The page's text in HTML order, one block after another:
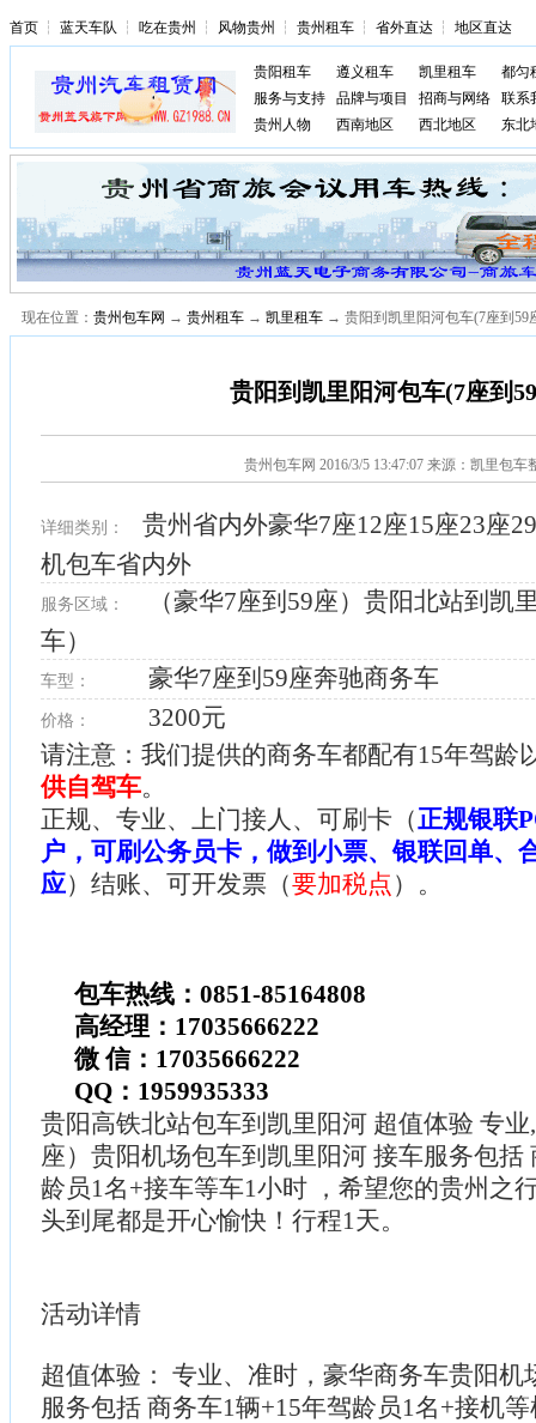
首页 ┆ 蓝天车队 ┆ 吃在贵州 ┆ 风物贵州 ┆ 贵州租车 ┆ 省外直达 ┆ 地区直达
贵阳租车 遵义租车 凯里租车
都匀
服务与支持
品牌与项目 招商与网络
联系
贵州人物
西南地区 西北地区 东北
现在位置： 贵州包车网 → 贵州租车 → 凯里租车 → 贵阳到凯里阳河包车(7座到59
贵阳到凯里阳河包车(7座到
贵州包车网 2016/3/5 13:47:07 来源：凯里包车
详细类别：
贵州省内外豪华7座12座15座23座
机包车省内外
服务区域：
（豪华7座到59座）贵阳北站到凯
车）
车型： 豪华7座到59座奔驰商务车
价格：
3200元
请注意：我们提供的商务车都配有15年驾龄
供自驾车。
正规、专业、上门接人、可刷卡（正规银联
户，可刷公务员卡，做到小票、银联回单、
应）结账、可开发票（要加税点 ）。
包车热线：0851-85164808
高经理：17035666222
微 信：17035666222
QQ：1959935333
贵阳高铁北站包车到凯里阳河 超值体验 专
座）贵阳机场包车到凯里阳河 接车服务包括
龄员1名+接车等车1小时 ，希望您的贵州之
头到尾都是开心愉快！行程1天。
活动详情
超值体验： 专业、准时，豪华商务车贵阳机
服务包括 商务车1辆+15年驾龄员1名+接机